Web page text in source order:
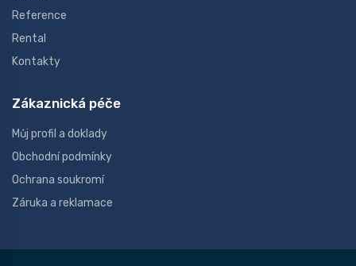
Reference
Rental
Kontakty
Zákaznická péče
Můj profil a doklady
Obchodní podmínky
Ochrana soukromí
Záruka a reklamace